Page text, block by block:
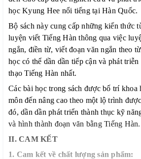
học Kyung Hee nổi tiếng tại Hàn Quốc.
Bộ sách này cung cấp những kiến thức
luyện viết Tiếng Hàn thông qua việc
ngắn, điền từ, viết đoạn văn ngắn theo
học có thể dần dần tiếp cận và phát
thạo Tiếng Hàn nhất.
Các bài học trong sách được bố trí khoa
môn đến nâng cao theo một lộ trình
đó, dần dần phát triển thành thục kỹ
và hình thành đoạn văn bằng Tiếng Hàn.
II. CAM KẾT
1. Cam kết về chất lượng sản phẩm: